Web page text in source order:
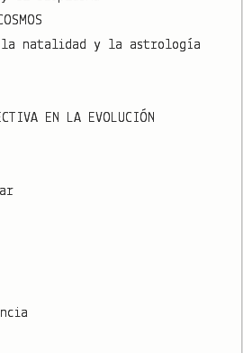
natalidad y la astrología
EN LA EVOLUCIÓN